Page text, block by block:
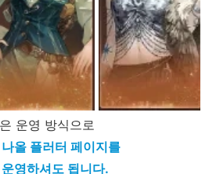
운영 방식으로
올 플러터 페이지를
영하셔도 됩니다.